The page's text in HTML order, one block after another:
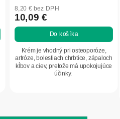
hodnotenie
produktu
je
4,9
5
hviezdičiek.
8,20 € bez DPH
10,09 €
Do košíka
Krém je vhodný pri osteoporóze,
artróze, bolestiach chrbtice, zápaloch
kĺbov a ciev, pretože má upokojujúce
účinky.